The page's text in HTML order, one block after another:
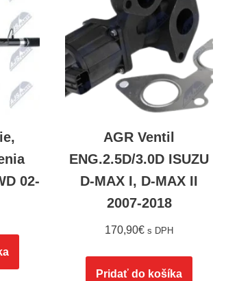
02-
AGR Ventil
ENG.2.5D/3.0D ISUZU
D-MAX I, D-MAX II
2007-2018
170,90€ s DPH
Pridať do košíka